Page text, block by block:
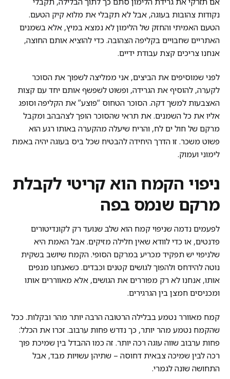
נקודות צהובות בעוגה, אבל לא תקבלי את מלוא קיק הטעם.
הטעם האמיתי והחזק של הלימון לא נמצא במיץ, אלא בשמנים
האתריים שחבויים בקליפה הצהובה. כדי להוציא אותם החוצה,
אנחנו צריכים קצת עבודת ידיים.
לפני שמוסיפים את הביצים, אני ממליצה לשפוך את הסוכר
לקערה, להוסיף את הגרידה, ופשוט לשפשף אותם יחד עם קצות
האצבעות למשך דקה. הסוכר הטחוס “פוצע” את הקליפה וסופג
אליו את כל השמנים. את תראי שהסוכר הופך לצהבהב ומקבל
מרקם של חול ים לח, והריח שיעלה מהקערה באותו רגע הוא
פשוט משכר. זו הדרך היחידה להבטיח שכל ביס בעוגה יהיה באמת
לימוני ועמוק.
ניפוי הקמח הוא קריטי לקבלת
מרקם שנמס בפה
לפעמים נדמה שניפוי קמח הוא שלב שנועד רק לקונדיטורים
פדנטים, או כדי לוודא שאין חלילה מזיקים. אבל האמת היא
שלניפוי יש תפקיד מכריע במרקם הסופי. הקמח שיושב בשקית
נוטה להידחס ולהפוך לגושים קטנים וכבדים. כשאנחנו מנפים
אותו, אנחנו לא רק מפוררים את הגושים, אלא מאווררים אותו
ומכניסים חמצן בין הגרגירים.
קמח מאוורר נטמע בבלילה הרטובה הרבה יותר מהר ובקלות. ככל
שהקמח נטמע מהר יותר, כך נדרש פחות ערבוב. זכרו את הכלל:
פחות ערבוב שווה עוגה רכה יותר. זה כמו ההבדל בין שמיכת פוך
רכה לבין שמיכה צבאית דחוסה – שתיהן עשויות מבד, אבל
התחושה שונה לגמרי.